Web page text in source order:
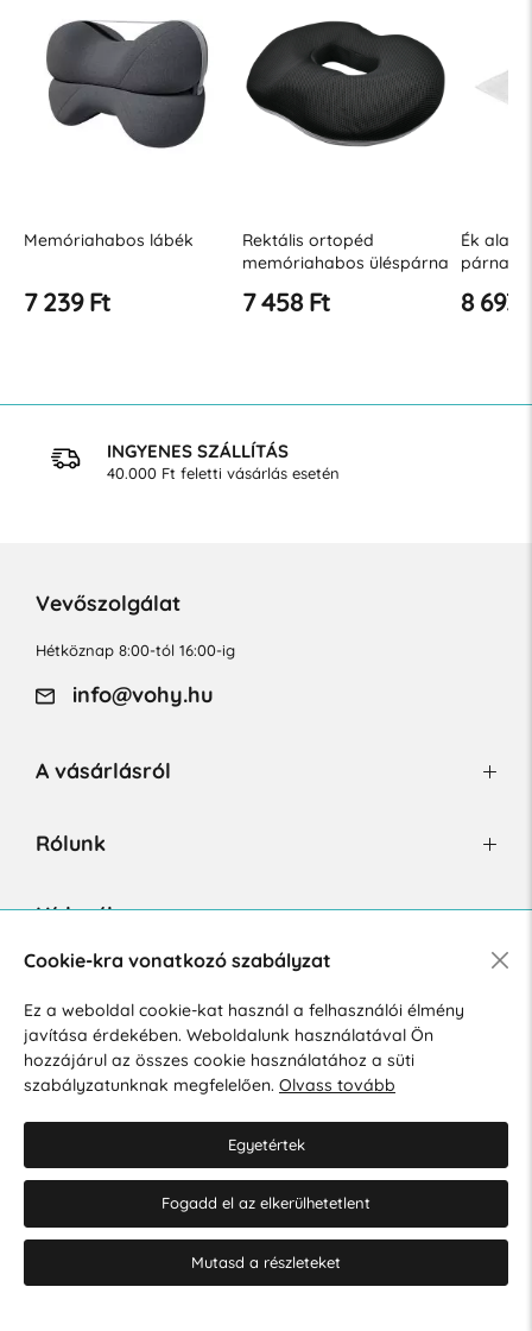
Memóriahabos lábék
7 239 Ft
Rektális ortopéd
memóriahabos üléspárna
7 458 Ft
Ék
párna
8 693
INGYENES SZÁLLÍTÁS
40.000 Ft feletti vásárlás esetén
Vevőszolgálat
Hétköznap 8:00-tól 16:00-ig
info@vohy.hu
A vásárlásról
Rólunk
Hírlevél
Hozzájárulok a személyes adatok marketing célú kezeléséhez.
Személyes adatok védelmére vonatkozó szabályzat.
Cookie-beállítások szerkesztése
Cookie-kra vonatkozó szabályzat
Ez a weboldal cookie-kat használ a felhasználói élmény
javítása érdekében. Weboldalunk használatával Ön
hozzájárul az összes cookie használatához a süti
szabályzatunknak megfelelően. Olvass tovább
Egyetértek
Fogadd el az elkerülhetetlent
Mutasd a részleteket